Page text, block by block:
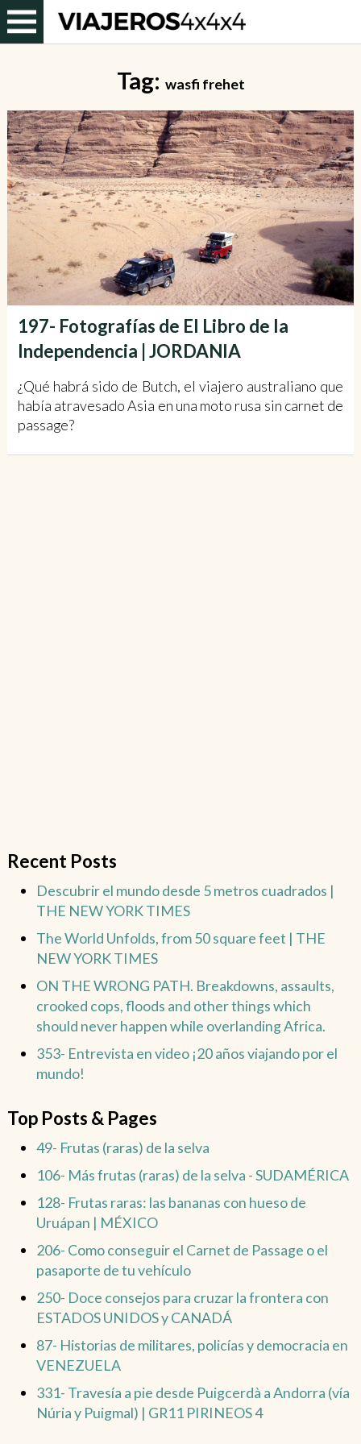
Tag: wasfi frehet
197- Fotografías de El Libro de la
Independencia | JORDANIA
¿Qué habrá sido de Butch, el viajero australiano que
había atravesado Asia en una moto rusa sin carnet de
passage?
Recent Posts
Descubrir el mundo desde 5 metros cuadrados |
THE NEW YORK TIMES
The World Unfolds, from 50 square feet | THE
NEW YORK TIMES
ON THE WRONG PATH. Breakdowns, assaults,
crooked cops, floods and other things which
should never happen while overlanding Africa.
353- Entrevista en video ¡20 años viajando por el
mundo!
Top Posts & Pages
49- Frutas (raras) de la selva
106- Más frutas (raras) de la selva - SUDAMÉRICA
128- Frutas raras: las bananas con hueso de
Uruápan | MÉXICO
206- Como conseguir el Carnet de Passage o el
pasaporte de tu vehículo
250- Doce consejos para cruzar la frontera con
ESTADOS UNIDOS y CANADÁ
87- Historias de militares, policías y democracia en
VENEZUELA
331- Travesía a pie desde Puigcerdà a Andorra (vía
Núria y Puigmal) | GR11 PIRINEOS 4